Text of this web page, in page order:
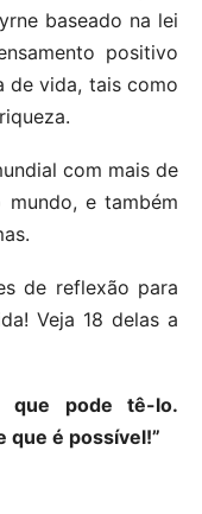
baseado na lei
positivo
de vida, tais como
com mais de
e também
de reflexão para
Veja 18 delas a
que pode tê-lo.
que é possível!”